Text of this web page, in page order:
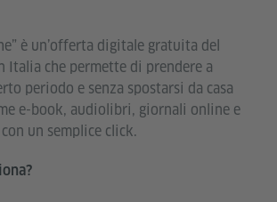
è un’offerta digitale gratuita del
Italia che permette di prendere a
periodo e senza spostarsi da casa
e-book, audiolibri, giornali online e
un semplice click.